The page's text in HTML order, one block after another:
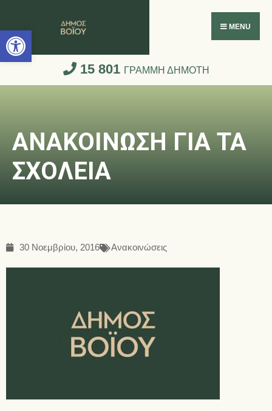
Ανοίξτε τη γραμμή εργαλείων
MENU
15 801 ΓΡΑΜΜΗ ΔΗΜΟΤΗ
ΑΝΑΚΟΙΝΩΣΗ ΓΙΑ ΤΑ
ΣΧΟΛΕΙΑ
30 Νοεμβρίου, 2016 Ανακοινώσεις